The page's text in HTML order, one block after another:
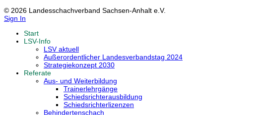
© 2026 Landesschachverband Sachsen-Anhalt e.V.
Sign In
Start
LSV-Info
LSV aktuell
Außerordentlicher Landesverbandstag 2024
Strategiekonzept 2030
Referate
Aus- und Weiterbildung
Trainerlehrgänge
Schiedsrichterausbildung
Schiedsrichterlizenzen
Behindertenschach